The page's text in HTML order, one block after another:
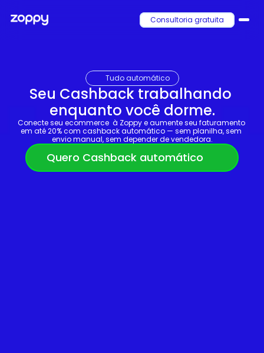
Consultoria gratuita
Tudo automático
Seu Cashback trabalhando
enquanto você dorme.
Conecte seu ecommerce  à Zoppy e aumente seu faturamento
em até 20% com cashback automático — sem planilha, sem
envio manual, sem depender de vendedora.
Quero Cashback automático